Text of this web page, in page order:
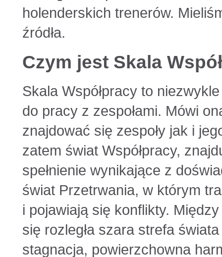
holenderskich trenerów.
źródła.
Czym jest Skala
Skala Współpracy to
do pracy z zespołami. Mówi
znajdować się zespoły jak i
zatem świat Współpracy,
spełnienie wynikające z
świat Przetrwania, w którym
i pojawiają się konflikty.
się rozległa szara strefa
stagnacja, powierzchowna